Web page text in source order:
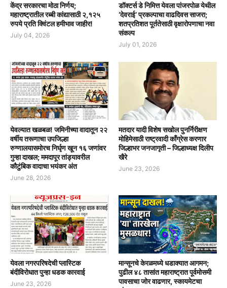
केंद्र सरकारचा मोठा निर्णय;
महाराष्ट्रातील रब्बी कांद्यासाठी २,१२५
रुपये प्रति क्विंटल हमीभाव जाहीर!
July 04, 2026
डॉक्टर्स डे निमित्त येवला पांजरपोळ येथील
‘देवराई’ प्रकल्पाचा वाढदिवस साजरा;
शतप्रतिशत पूर्ततेसाठी वृक्षारोपणाचा नवा
संकल्प
July 01, 2026
येवल्यात खळबळ! जमिनीच्या वादातून २२
वर्षीय तरूणाचा उपजिल्हा
रुग्णालयासमोरच निर्घृण खून १६ जणांवर
गुन्हा दाखल; ममदापूर तांड्यावरील
कौटुंबिक वादाचा भयंकर अंत
June 28, 2026
मतदार यादी विशेष सखोल पुनर्निरीक्षण
मोहिमेसाठी राष्ट्रवादी काँग्रेस करणार
जिल्हाभर जनजागृती – जिल्हाध्यक्ष दिलीप
खैरे
June 23, 2026
येवला नगरपरिषदेची प्लास्टिक
बंदीविरोधात पुन्हा धडक कारवाई
June 23, 2026
मान्सूनचे केरळमध्ये धडाक्यात आगमन;
पुढील ४८ तासांत महाराष्ट्रात पूर्वमोसमी
पावसाचा जोर वाढणार, स्कायमेटचा